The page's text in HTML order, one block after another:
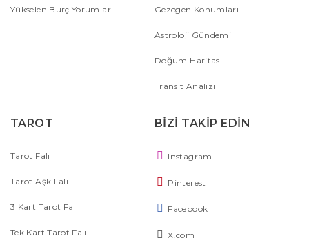
Yükselen Burç Yorumları Gezegen Konumları
Astroloji Gündemi
Doğum Haritası
Transit Analizi
TAROT
Tarot Falı
Tarot Aşk Falı
3 Kart Tarot Falı
Tek Kart Tarot Falı
BİZİ TAKİP EDİN
Instagram
Pinterest
Facebook
X.com